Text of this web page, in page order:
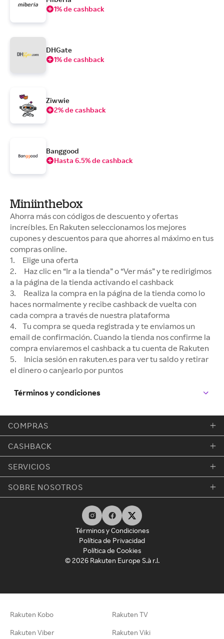
1% de cashback
DHGate
1% de cashback
Ziwwie
2% de cashback
Banggood
Hasta 6.5% de cashback
Miniinthebox
Ahorra más con códigos de descuento y ofertas
increíbles. En Rakuten seleccionamos los mejores
cupones y descuentos para que ahorres al máximo en tus
compras online.
1. Elige una oferta
2. Haz clic en “Ir a la tienda” o “Ver más” y te redirigimos
a la página de la tienda activando el cashback
3. Realiza la compra en la página de la tienda como lo
haces normalmente y recibe cashback de vuelta con
cada compra a través de nuestra plataforma
4. Tu compra se queda registrada y te enviamos un
email de confirmación. Cuando la tienda nos confirme la
compra enviaremos el cashback a tu cuenta de Rakuten
5. Inicia sesión en rakuten.es para ver tu saldo y retirar
el dinero o canjearlo por puntos
Términos y condiciones
COMPRAS
CASHBACK
SERVICIOS
SOBRE NOSOTROS
Términos y Condiciones
Política de Privacidad
Política de Cookies
© 2026 Rakuten Europe S.à r.l.
Rakuten Kobo Rakuten TV
Rakuten Viber Rakuten Viki